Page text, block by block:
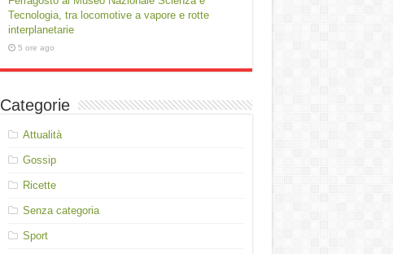
Tecnologia, tra locomotive a vapore e rotte
interplanetarie
5 ore ago
Categorie
Attualità
Gossip
Ricette
Senza categoria
Sport